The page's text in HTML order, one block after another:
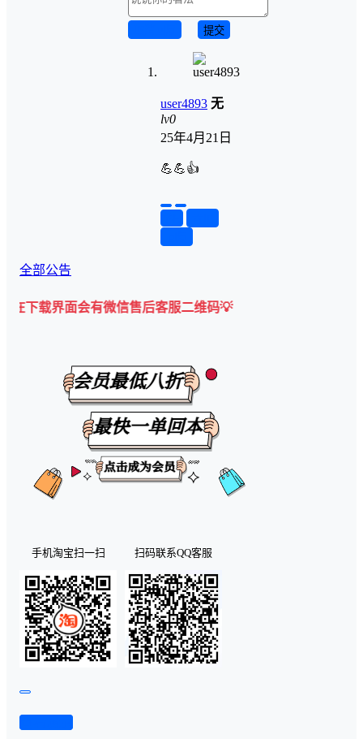
提交
user4893 无
lv0
25年4月21日
💪💪👍
全部公告
面会有微信售后客服二维码💡
手机淘宝扫一扫 扫码联系QQ客服